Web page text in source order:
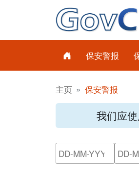
保安警报
主页 保安警报
我们应
请输